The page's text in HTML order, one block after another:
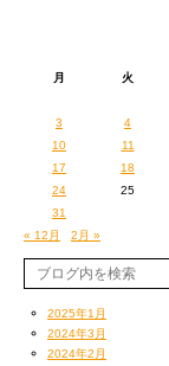
月 火
3
4
10
11
17
18
24
25
31
« 12月
2月 »
2025年1月
2024年3月
2024年2月